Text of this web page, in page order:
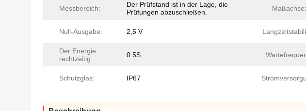
Messbereich:
Der Prüfstand ist in der Lage, die
Prüfungen abzuschließen.
Maßachse:
Null-Ausgabe: 2,5 V
Der Energie
rechtzeitig:
0.5S
Schutzglas: IP67